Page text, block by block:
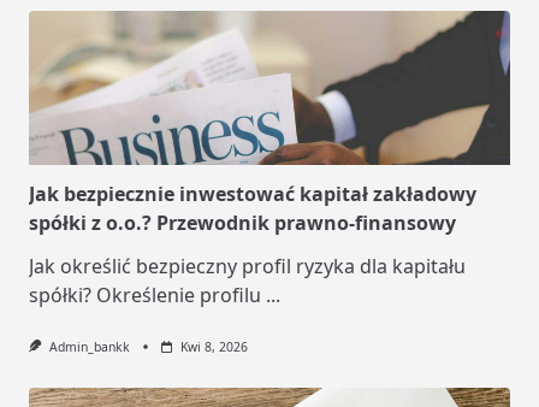
Jak bezpiecznie inwestować kapitał zakładowy
spółki z o.o.? Przewodnik prawno-finansowy
Jak określić bezpieczny profil ryzyka dla kapitału
spółki? Określenie profilu ...
Admin_bankk Kwi 8, 2026